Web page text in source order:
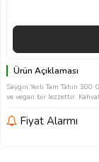
Ürün Açıklaması
Saygın Yerli Tam Tahin
ve vegan bir lezzettir.
Fiyat Alarmı